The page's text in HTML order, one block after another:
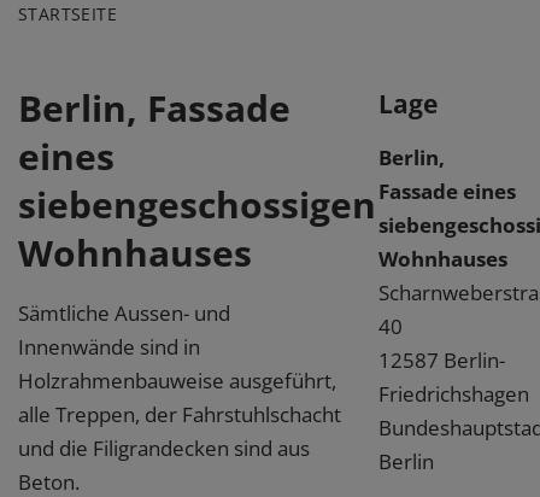
STARTSEITE
Berlin, Fassade
eines
siebengeschossigen
Wohnhauses
Sämtliche Aussen- und
Innenwände sind in
Holzrahmenbauweise ausgeführt,
alle Treppen, der Fahrstuhlschacht
und die Filigrandecken sind aus
Beton.
Lage
Berlin,
Fassade eines
Wohnhauses
40
12587 Berlin-
Friedrichshagen
Berlin